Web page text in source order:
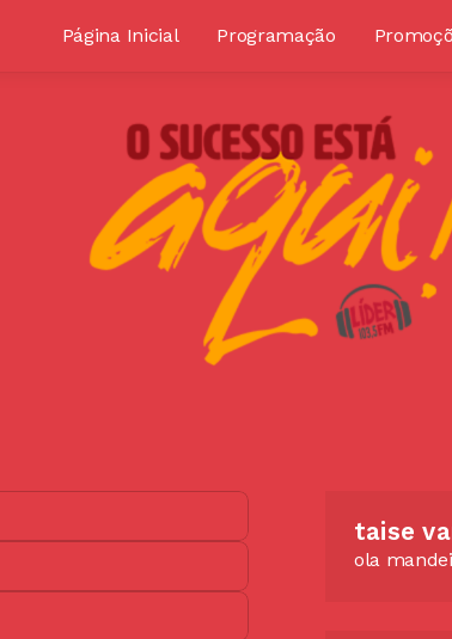
Página Inicial Programação
taise
ola